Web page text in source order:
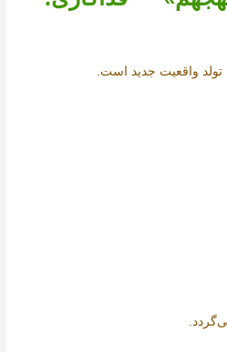
تولد واقعیت جدید است.